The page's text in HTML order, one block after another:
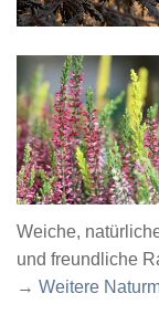
Weiche,
und freundliche
→ Weitere